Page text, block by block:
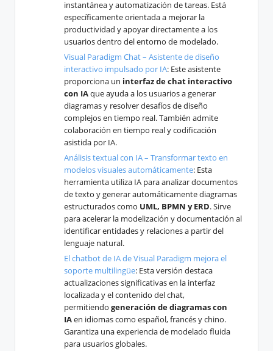
instantánea y automatización de tareas. Está
específicamente orientada a mejorar la
productividad y apoyar directamente a los
usuarios dentro del entorno de modelado.
Visual Paradigm Chat – Asistente de diseño
interactivo impulsado por IA: Este asistente
proporciona un interfaz de chat interactivo
con IAque ayuda a los usuarios a generar
diagramas y resolver desafíos de diseño
complejos en tiempo real. También admite
colaboración en tiempo real y codificación
asistida por IA.
Análisis textual con IA – Transformar texto en
modelos visuales automáticamente: Esta
herramienta utiliza IA para analizar documentos
de texto y generar automáticamente diagramas
estructurados como UML, BPMN y ERD. Sirve
para acelerar la modelización y documentación al
identificar entidades y relaciones a partir del
lenguaje natural.
El chatbot de IA de Visual Paradigm mejora el
soporte multilingüe: Esta versión destaca
actualizaciones significativas en la interfaz
localizada y el contenido del chat,
permitiendo generación de diagramas con
IAen idiomas como español, francés y chino.
Garantiza una experiencia de modelado fluida
para usuarios globales.